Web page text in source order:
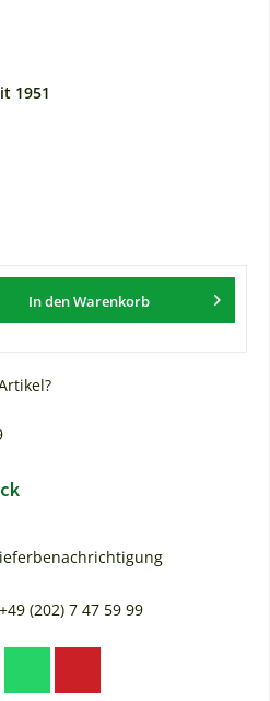
1951
In denWarenkorb
(202) 7 47 59 99